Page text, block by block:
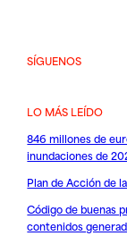
SÍGUENOS
LO MÁS LEÍDO
846 millones de
inundaciones de
Plan de Acción de
Código de buenas
contenidos